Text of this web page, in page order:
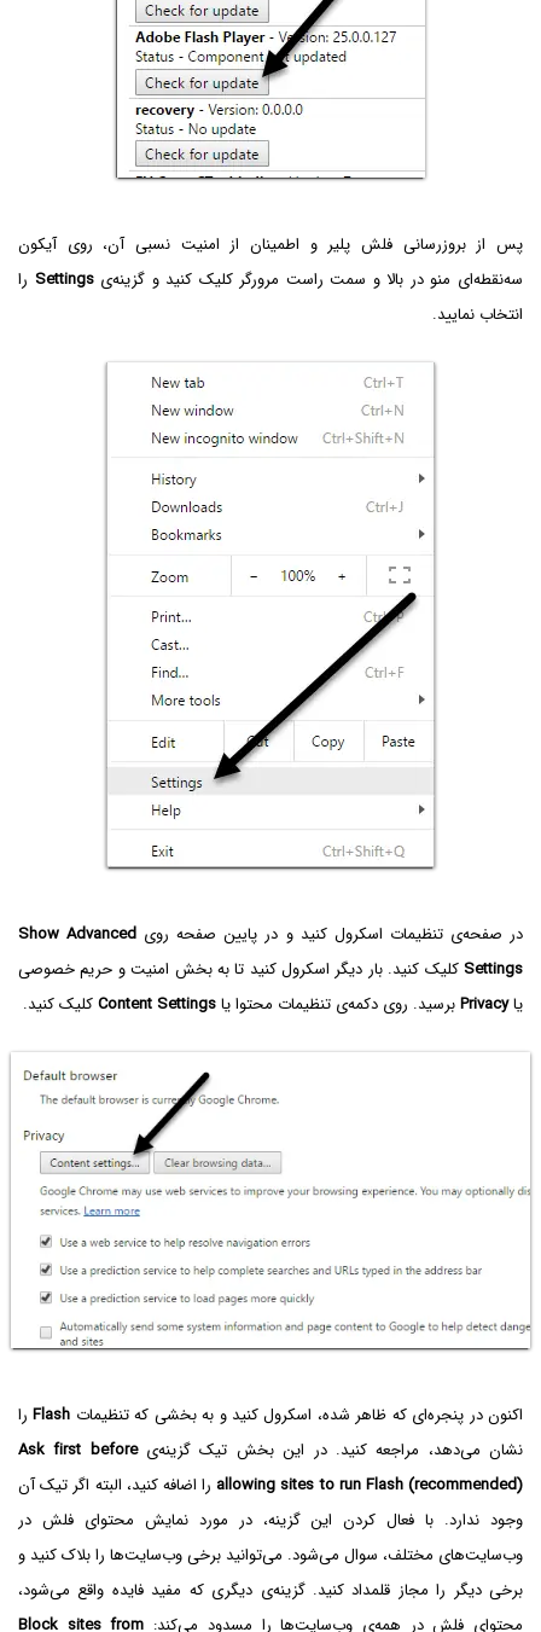
پس از بروزرسانی فلش پلیر و اطمینان از امنیت نسبی آن، روی آیکون
سه‌نقطه‌ای منو در بالا و سمت راست مرورگر کلیک کنید و گزینه‌یSettings را
انتخاب نمایید.
در صفحه‌ی تنظیمات اسکرول کنید و در پایین صفحه روی Show Advanced
Settings کلیک کنید. بار دیگر اسکرول کنید تا به بخش امنیت و حریم خصوصی
یاPrivacyبرسید. روی دکمه‌ی تنظیمات محتوا یاContent Settingsکلیک کنید.
اکنون در پنجره‌ای که ظاهر شده، اسکرول کنید و به بخشی که تنظیمات Flashرا
نشان می‌دهد، مراجعه کنید. در این بخش تیک گزینه‌یAsk first before
allowing sites to run Flash (recommended) را اضافه کنید، البته اگر تیک آن
وجود ندارد. با فعال کردن این گزینه، در مورد نمایش محتوای فلش در
وب‌سایت‌های مختلف، سوال می‌شود. می‌توانید برخی وب‌سایت‌ها را بلاک کنید و
برخی دیگر را مجاز قلمداد کنید. گزینه‌ی دیگری که مفید فایده واقع می‌شود،
محتوای فلش در همه‌ی وب‌سایت‌ها را مسدود می‌کند: Block sites from